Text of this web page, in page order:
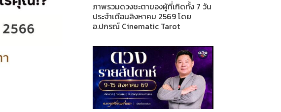
ภาพรวมดวงชะตาของผู้ที่เกิดทั้ง 7 วัน
ประจำเดือนสิงหาคม 2569 โดย
อ.ปกรณ์ Cinematic Tarot